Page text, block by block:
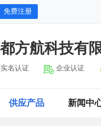
免费注册
方航科技有
实名认证 企业认证
供应产品 新闻中